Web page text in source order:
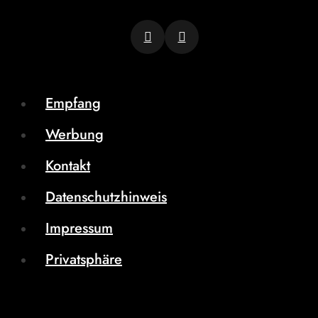
Empfang
Werbung
Kontakt
Datenschutzhinweis
Impressum
Privatsphäre